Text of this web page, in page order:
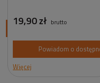
19,90 zł brutto
Powiadom o
Więcej